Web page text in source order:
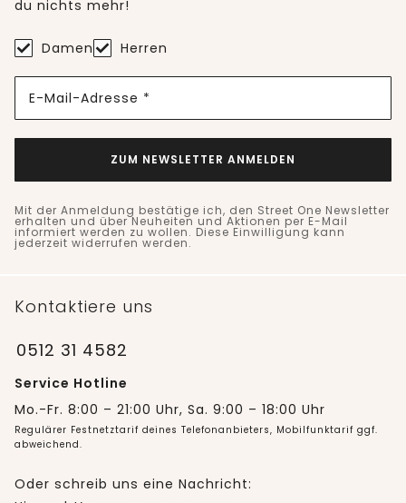
du nichts mehr!
Damen Herren
E-Mail-Adresse *
ZUM NEWSLETTER ANMELDEN
Mit der Anmeldung bestätige ich, den Street One Newsletter
erhalten und über Neuheiten und Aktionen per E-Mail
informiert werden zu wollen. Diese Einwilligung kann
jederzeit widerrufen werden.
Kontaktiere uns
0512 31 4582
Service Hotline
Mo.-Fr. 8:00 – 21:00 Uhr, Sa. 9:00 – 18:00 Uhr
Regulärer Festnetztarif deines Telefonanbieters, Mobilfunktarif ggf.
abweichend.
Oder schreib uns eine Nachricht: